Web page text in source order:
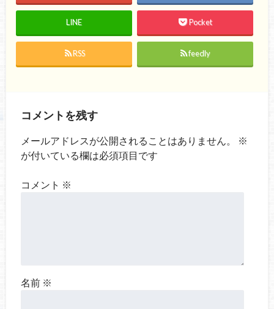
LINE Pocket
RSS feedly
コメントを残す
メールアドレスが公開されることはありません。
※
が付いている欄は必須項目です
コメント ※
名前 ※